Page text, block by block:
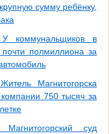
сумму ребёнку,
коммунальщиков в
почти полмиллиона за
Магнитогорска
750 тысяч за
суд